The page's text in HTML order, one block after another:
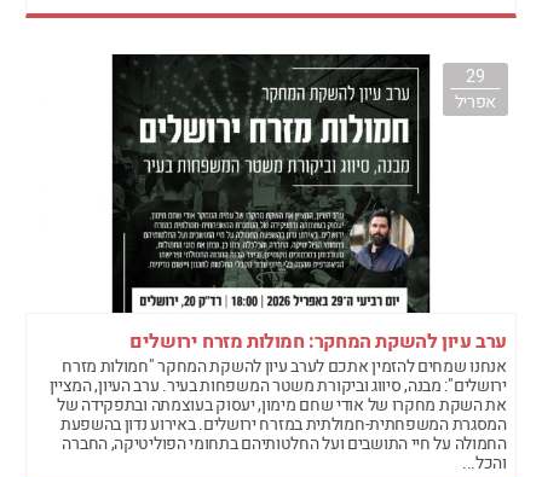
29
אפריל
ערב עיון להשקת המחקר: חמולות מזרח ירושלים
אנחנו שמחים להזמין אתכם לערב עיון להשקת המחקר "חמולות מזרח
ירושלים": מבנה, סיווג וביקורת משטר המשפחות בעיר. ערב העיון, המציין
את השקת מחקרו של אודי שחם מימון, יעסוק בעוצמתה ובתפקידה של
המסגרת המשפחתית-חמולתית במזרח ירושלים. באירוע נדון בהשפעת
החמולה על חיי התושבים ועל החלטותיהם בתחומי הפוליטיקה, החברה
והכל...